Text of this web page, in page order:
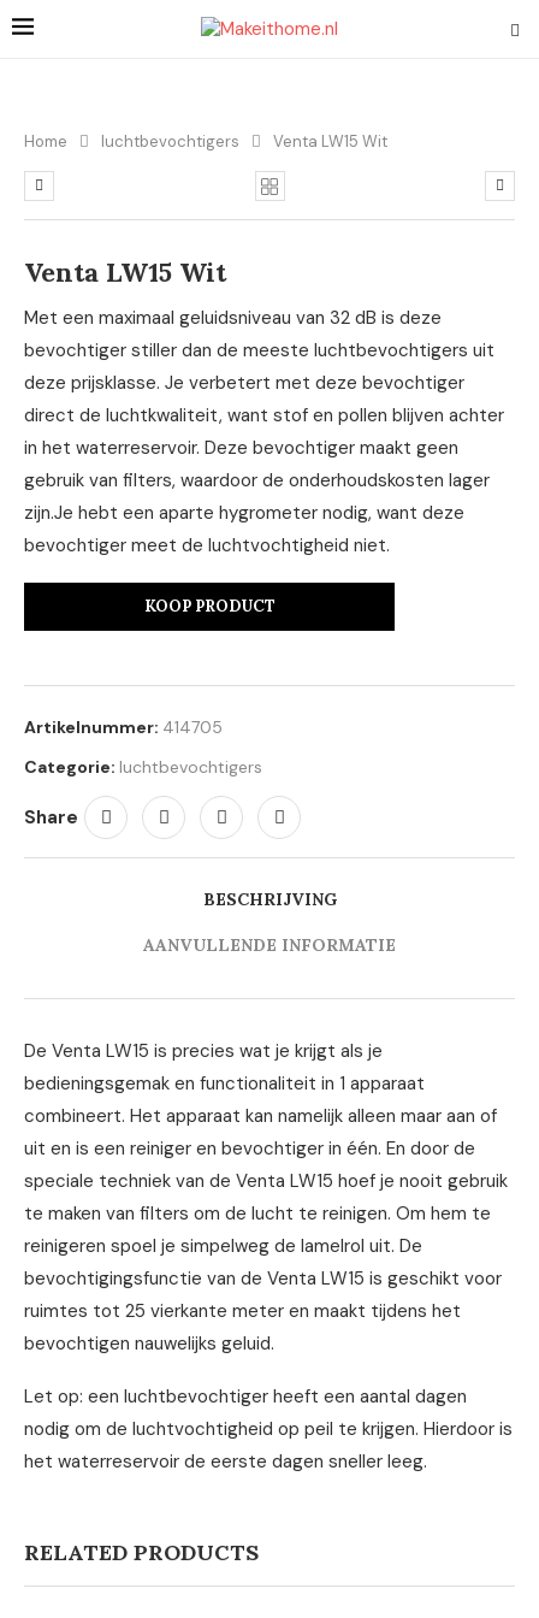
Home luchtbevochtigers Venta LW15 Wit
Venta LW15 Wit
Met een maximaal geluidsniveau van 32 dB is deze
bevochtiger stiller dan de meeste luchtbevochtigers uit
deze prijsklasse. Je verbetert met deze bevochtiger
direct de luchtkwaliteit, want stof en pollen blijven achter
in het waterreservoir. Deze bevochtiger maakt geen
gebruik van filters, waardoor de onderhoudskosten lager
zijn.Je hebt een aparte hygrometer nodig, want deze
bevochtiger meet de luchtvochtigheid niet.
KOOP PRODUCT
Artikelnummer: 414705
Categorie: luchtbevochtigers
Share
BESCHRIJVING
AANVULLENDE INFORMATIE
De Venta LW15 is precies wat je krijgt als je
bedieningsgemak en functionaliteit in 1 apparaat
combineert. Het apparaat kan namelijk alleen maar aan of
uit en is een reiniger en bevochtiger in één. En door de
speciale techniek van de Venta LW15 hoef je nooit gebruik
te maken van filters om de lucht te reinigen. Om hem te
reinigeren spoel je simpelweg de lamelrol uit. De
bevochtigingsfunctie van de Venta LW15 is geschikt voor
ruimtes tot 25 vierkante meter en maakt tijdens het
bevochtigen nauwelijks geluid.
Let op: een luchtbevochtiger heeft een aantal dagen
nodig om de luchtvochtigheid op peil te krijgen. Hierdoor is
het waterreservoir de eerste dagen sneller leeg.
RELATED PRODUCTS